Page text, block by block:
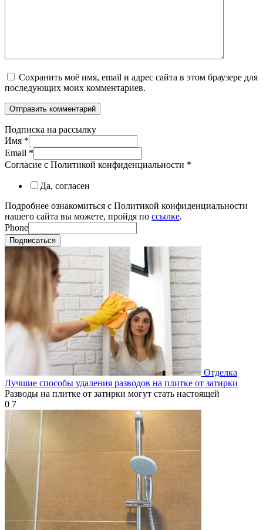
Сохранить моё имя, email и адрес сайта в этом браузере для
последующих моих комментариев.
Подписка на рассылку
Имя *
Email *
Согласие с Политикой конфиденциальности *
Да, согласен
Подробнее ознакомиться с Политикой конфиденциальности
нашего сайта вы можете, пройдя по ссылке.
Phone
Подписаться
Отделка
Лучшие способы удаления разводов на плитке от затирки
Разводы на плитке от затирки могут стать настоящей
0 7